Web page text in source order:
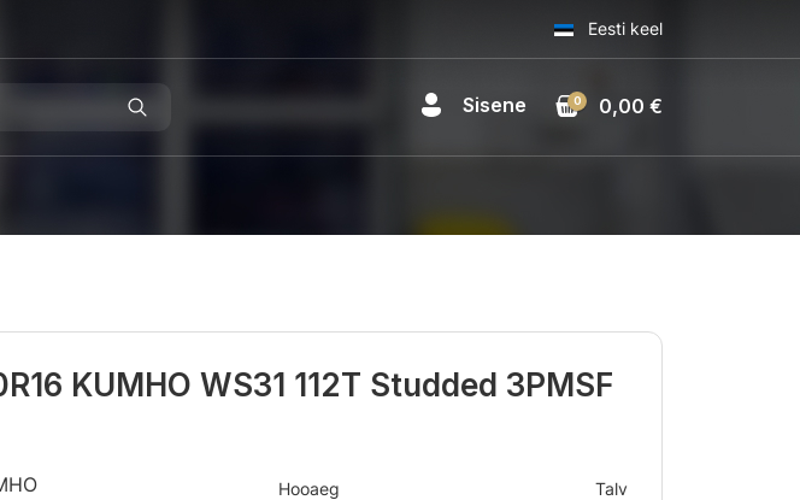
Eesti keel
Sisene 0,00 €
0
KUMHO WS31 112T Studded 3PMSF
Hooaeg
Talv